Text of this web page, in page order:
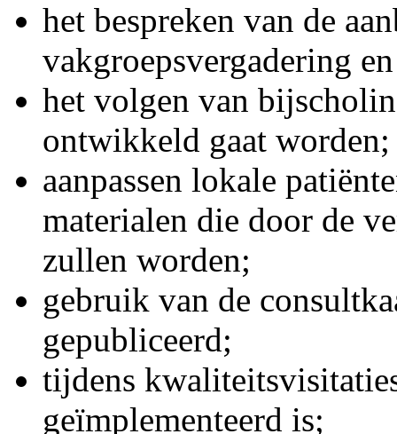
het bespreken van de
vakgroepsvergadering
het volgen van
ontwikkeld gaat worden;
aanpassen lokale
materialen die door de
zullen worden;
gebruik van de
gepubliceerd;
tijdens
geïmplementeerd is;